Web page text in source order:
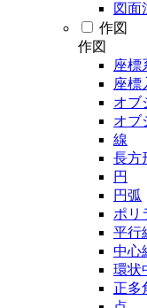
図面
作図
作図
座標
座標
オブ
オブ
線
長方
円
円弧
ポリ
平行
中心
環状
正多